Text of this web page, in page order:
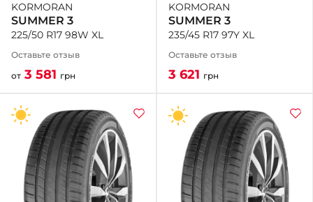
KORMORAN
SUMMER 3
225/50 R17 98W XL
Оставьте отзыв
от 3 581 грн
KORMORAN
SUMMER 3
235/45 R17 97Y XL
Оставьте отзыв
3 621 грн